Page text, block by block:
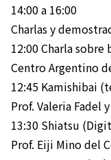
14:00 a 16:00
Charlas y
12:00 Charla sobre
Centro Argentino
12:45 Kamishibai
Prof. Valeria Fadel
13:30 Shiatsu
Prof. Eiji Mino del